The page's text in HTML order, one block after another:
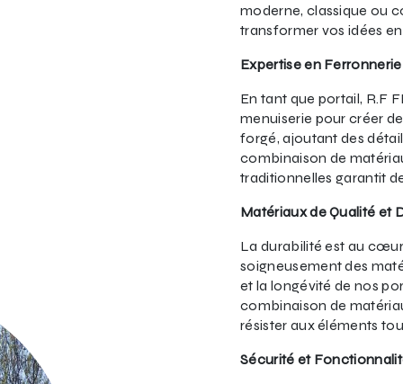
moderne, classique ou
transformer vos idées
Expertise en
En tant que portail, R.F
menuiserie pour créer
forgé, ajoutant des
combinaison de
traditionnelles garantit
Matériaux de Qualité et
La durabilité est au
soigneusement des
et la longévité de nos
combinaison de
résister aux éléments
Sécurité et